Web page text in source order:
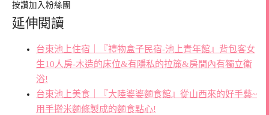
按讚加入粉絲團
延伸閱讀
台東池上住宿｜『禮物盒子民宿-池上青年館』背包客女
生10人房-木造的床位&有隱私的拉簾&房間內有獨立衛
浴!
台東池上美食｜『大陸婆婆麵食館』從山西來的好手藝~
用手擀米麵條製成的麵食點心!